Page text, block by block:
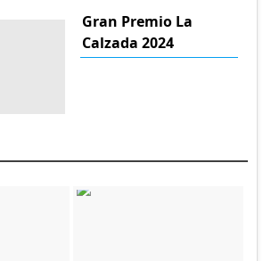
Gran Premio La
Calzada 2024